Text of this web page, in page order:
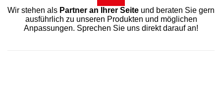
Wir stehen als Partner an Ihrer Seite und beraten Sie gern
ausführlich zu unseren Produkten und möglichen
Anpassungen. Sprechen Sie uns direkt darauf an!